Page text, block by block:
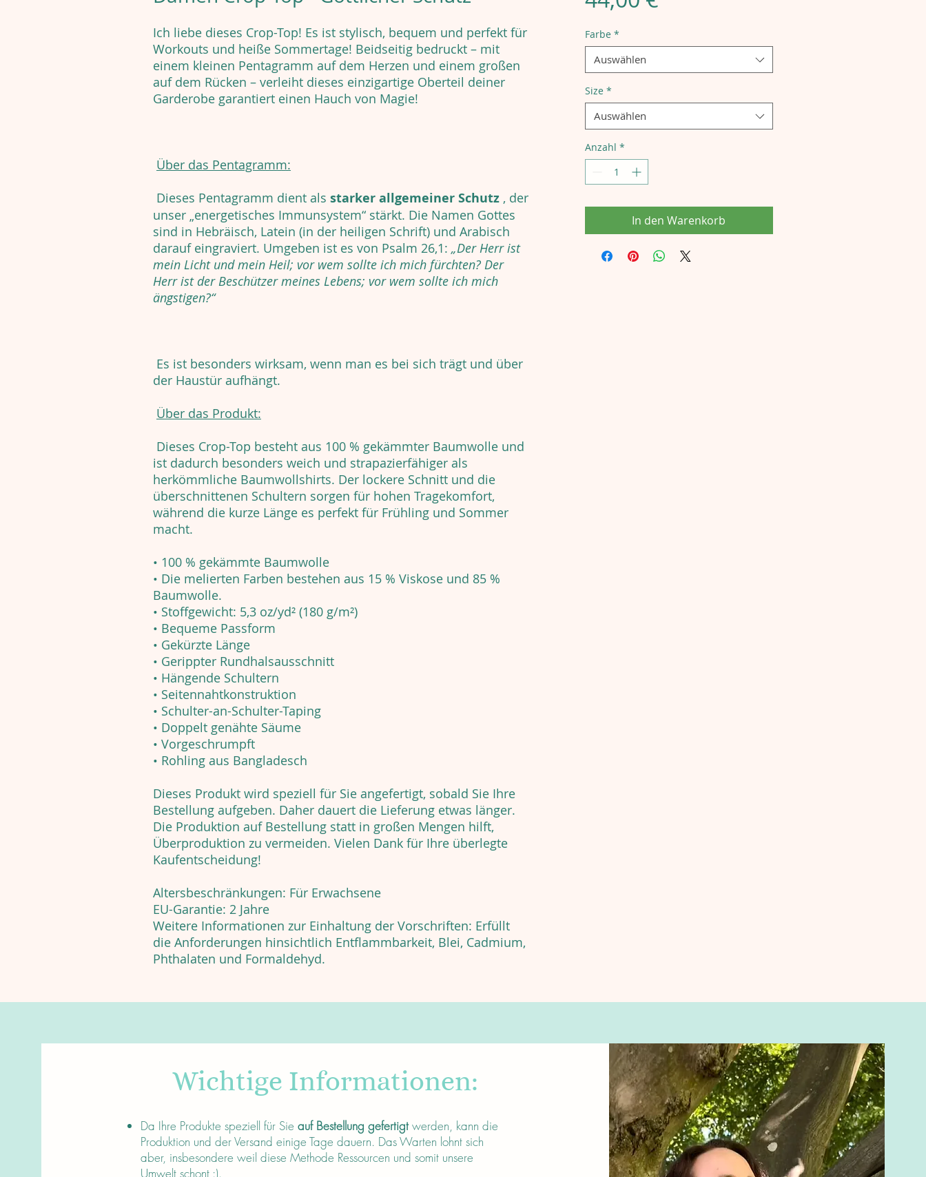
Ich liebe dieses Crop-Top! Es ist stylisch, bequem und perfekt für
Workouts und heiße Sommertage! Beidseitig bedruckt – mit
einem kleinen Pentagramm auf dem Herzen und einem großen
auf dem Rücken – verleiht dieses einzigartige Oberteil deiner
Garderobe garantiert einen Hauch von Magie!
Über das Pentagramm:
Dieses Pentagramm dient als starker allgemeiner Schutz , der
unser „energetisches Immunsystem“ stärkt. Die Namen Gottes
sind in Hebräisch, Latein (in der heiligen Schrift) und Arabisch
darauf eingraviert. Umgeben ist es von Psalm 26,1: „Der Herr ist
mein Licht und mein Heil; vor wem sollte ich mich fürchten? Der
Herr ist der Beschützer meines Lebens; vor wem sollte ich mich
ängstigen?“
Es ist besonders wirksam, wenn man es bei sich trägt und über
der Haustür aufhängt.
Über das Produkt:
Dieses Crop-Top besteht aus 100 % gekämmter Baumwolle und
ist dadurch besonders weich und strapazierfähiger als
herkömmliche Baumwollshirts. Der lockere Schnitt und die
überschnittenen Schultern sorgen für hohen Tragekomfort,
während die kurze Länge es perfekt für Frühling und Sommer
macht.
• 100 % gekämmte Baumwolle
• Die melierten Farben bestehen aus 15 % Viskose und 85 %
Baumwolle.
• Stoffgewicht: 5,3 oz/yd² (180 g/m²)
• Bequeme Passform
• Gekürzte Länge
• Gerippter Rundhalsausschnitt
• Hängende Schultern
• Seitennahtkonstruktion
• Schulter-an-Schulter-Taping
• Doppelt genähte Säume
• Vorgeschrumpft
• Rohling aus Bangladesch
Dieses Produkt wird speziell für Sie angefertigt, sobald Sie Ihre
Bestellung aufgeben. Daher dauert die Lieferung etwas länger.
Die Produktion auf Bestellung statt in großen Mengen hilft,
Überproduktion zu vermeiden. Vielen Dank für Ihre überlegte
Kaufentscheidung!
Altersbeschränkungen: Für Erwachsene
EU-Garantie: 2 Jahre
Weitere Informationen zur Einhaltung der Vorschriften: Erfüllt
die Anforderungen hinsichtlich Entflammbarkeit, Blei, Cadmium,
Phthalaten und Formaldehyd.
Farbe *
Auswählen
Size *
Auswählen
Anzahl *
In den Warenkorb
Wichtige Informationen:
About
Da Ihre Produkte speziell für Sie auf Bestellung gefertigtwerden, kann die
Produktion und der Versand einige Tage dauern. Das Warten lohnt sich
aber, insbesondere weil diese Methode Ressourcen und somit unsere
Umwelt schont :).